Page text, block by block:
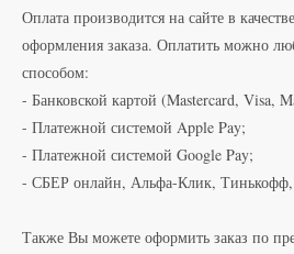
Оплата производится на сайте в
оформления заказа. Оплатить можно
способом:
- Банковской картой (Mastercard, Visa,
- Платежной системой Apple Pay;
- Платежной системой Google Pay;
- СБЕР онлайн, Альфа-Клик,
Также Вы можете оформить заказ по